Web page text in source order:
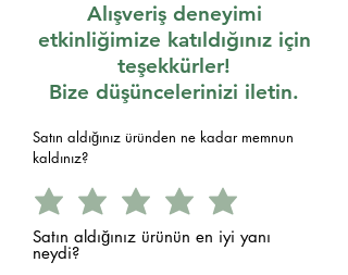
Alışveriş deneyimi
etkinliğimize katıldığınız için
teşekkürler!
Bize düşüncelerinizi iletin.
Satın aldığınız üründen ne kadar memnun
kaldınız?
Satın aldığınız ürünün en iyi yanı
neydi?